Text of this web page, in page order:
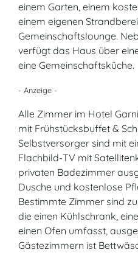
einem Garten, einem
einem eigenen
Gemeinschaftslounge.
verfügt das Haus über
eine Gemeinschaftsküche.
- Anzeige -
Alle Zimmer im Hotel
mit Frühstücksbuffet &
Selbstversorger sind mit
Flachbild-TV mit
privaten Badezimmer
Dusche und kostenlose
Bestimmte Zimmer sind
die einen Kühlschrank,
einen Ofen umfasst,
Gästezimmern ist